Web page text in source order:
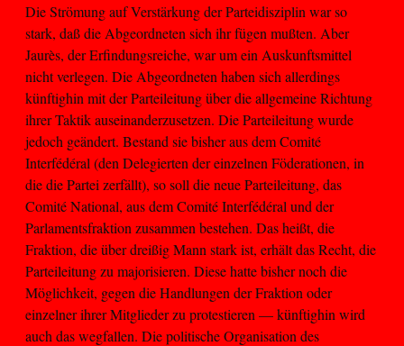
Die Strömung auf Verstärkung der Parteidisziplin war so
stark, daß die Abgeordneten sich ihr fügen mußten. Aber
Jaurès, der Erfindungsreiche, war um ein Auskunftsmittel
nicht verlegen. Die Abgeordneten haben sich allerdings
künftighin mit der Parteileitung über die allgemeine Richtung
ihrer Taktik auseinanderzusetzen. Die Parteileitung wurde
jedoch geändert. Bestand sie bisher aus dem Comité
Interfédéral (den Delegierten der einzelnen Föderationen, in
die die Partei zerfällt), so soll die neue Parteileitung, das
Comité National, aus dem Comité Interfédéral und der
Parlamentsfraktion zusammen bestehen. Das heißt, die
Fraktion, die über dreißig Mann stark ist, erhält das Recht, die
Parteileitung zu majorisieren. Diese hatte bisher noch die
Möglichkeit, gegen die Handlungen der Fraktion oder
einzelner ihrer Mitglieder zu protestieren — künftighin wird
auch das wegfallen. Die politische Organisation des